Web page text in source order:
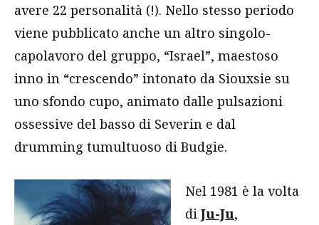
avere 22 personalità (!). Nello stesso periodo
viene pubblicato anche un altro singolo-
capolavoro del gruppo, “Israel”, maestoso
inno in “crescendo” intonato da Siouxsie su
uno sfondo cupo, animato dalle pulsazioni
ossessive del basso di Severin e dal
drumming tumultuoso di Budgie.
Nel 1981 è la volta
di Ju-Ju,